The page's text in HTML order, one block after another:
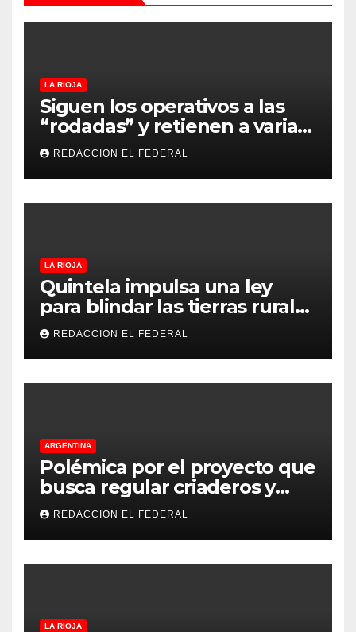
LA RIOJA
Siguen los operativos a las
“rodadas” y retienen a varias
motocicletas
REDACCION EL FEDERAL
LA RIOJA
Quintela impulsa una ley
para blindar las tierras rurales
de La Rioja: cuáles son los
principales puntos
REDACCION EL FEDERAL
ARGENTINA
Polémica por el proyecto que
busca regular criaderos y
refugios de perros y gatos:
denuncian excesos, mientras
proteccionistas reclaman
controles más duros
REDACCION EL FEDERAL
LA RIOJA